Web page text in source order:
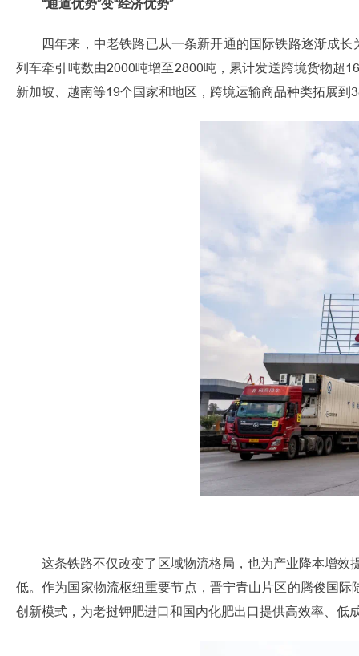
“通道优势”变“经济优势”
四年来，中老铁路已从一条新开通的国际铁路逐渐成
列车牵引吨数由2000吨增至2800吨，累计发送跨境货物超
新加坡、越南等19个国家和地区，跨境运输商品种类拓展到
这条铁路不仅改变了区域物流格局，也为产业降本增
低。作为国家物流枢纽重要节点，晋宁青山片区的腾俊国际
创新模式，为老挝钾肥进口和国内化肥出口提供高效率、低